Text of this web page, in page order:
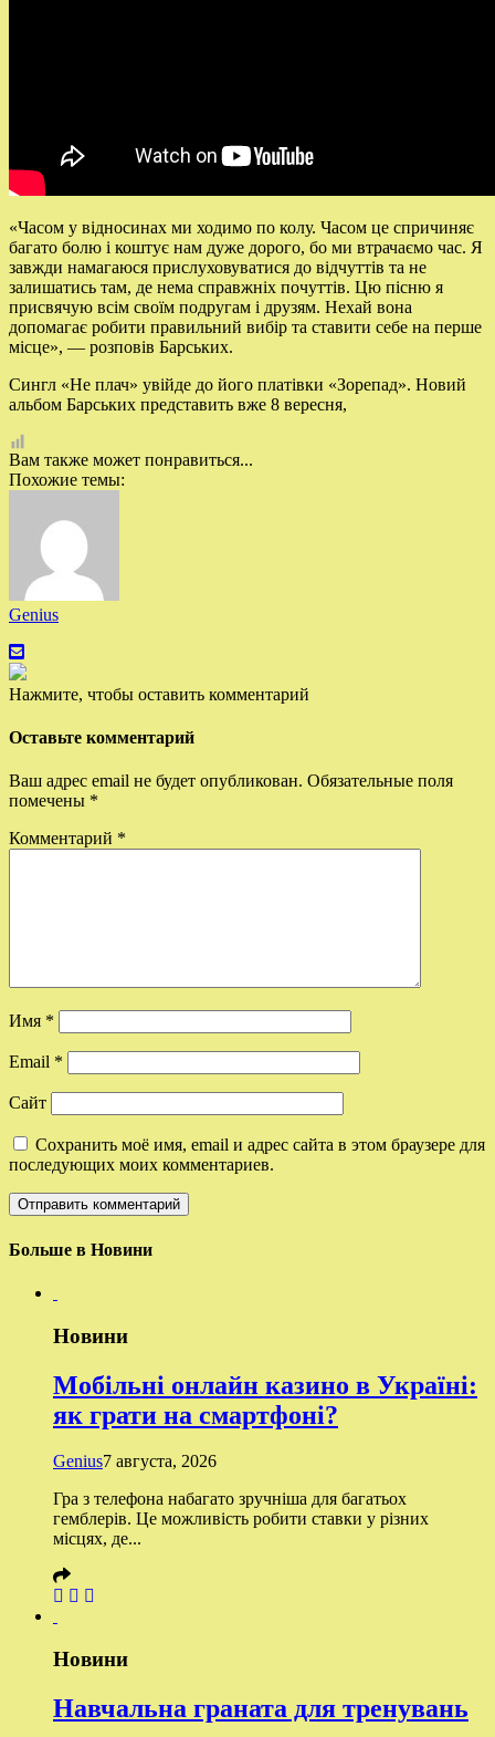
«Часом у відносинах ми ходимо по колу. Часом це спричиняє
багато болю і коштує нам дуже дорого, бо ми втрачаємо час. Я
завжди намагаюся прислуховуватися до відчуттів та не
залишатись там, де нема справжніх почуттів. Цю пісню я
присвячую всім своїм подругам і друзям. Нехай вона
допомагає робити правильний вибір та ставити себе на перше
місце», — розповів Барських.
Сингл «Не плач» увійде до його платівки «Зорепад». Новий
альбом Барських представить вже 8 вересня,
Вам также может понравиться...
Похожие темы:
Genius
Нажмите, чтобы оставить комментарий
Оставьте комментарий
Ваш адрес email не будет опубликован. Обязательные поля
помечены *
Комментарий *
Имя *
Email *
Сайт
Сохранить моё имя, email и адрес сайта в этом браузере для
последующих моих комментариев.
Больше в Новини
Новини
Мобільні онлайн казино в Україні:
як грати на смартфоні?
Genius7 августа, 2026
Гра з телефона набагато зручніша для багатьох
гемблерів. Це можливість робити ставки у різних
місцях, де...
Новини
Навчальна граната для тренувань